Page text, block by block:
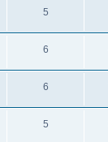
5
6
6
5